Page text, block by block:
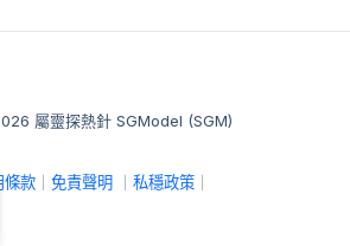
屬靈探熱針 SGModel (SGM)
條款 免責聲明 私穩政策